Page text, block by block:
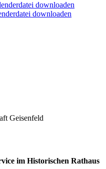
downloaden
downloaden
Geisenfeld
im Historischen Rathaus